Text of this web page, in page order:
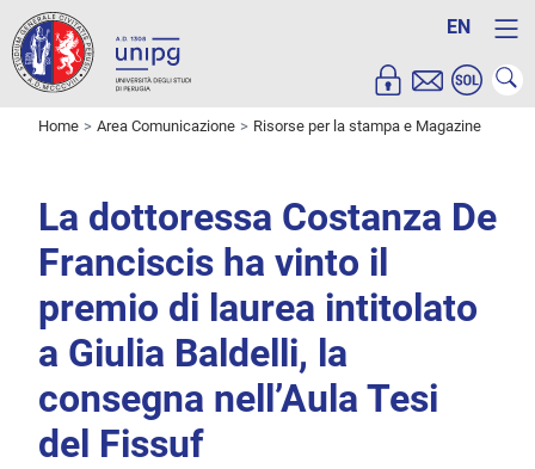
EN
Home Area Comunicazione Risorse per la stampa e Magazine
La dottoressa Costanza De
Franciscis ha vinto il
premio di laurea intitolato
a Giulia Baldelli, la
consegna nell’Aula Tesi
del Fissuf